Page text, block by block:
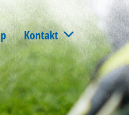
Kontakt